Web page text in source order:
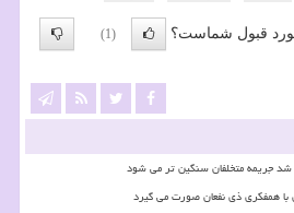
قبول شماست؟
(1)
شد جریمه متخلفان سنگین تر می شود
همفکری ذی نفعان صورت می گیرد